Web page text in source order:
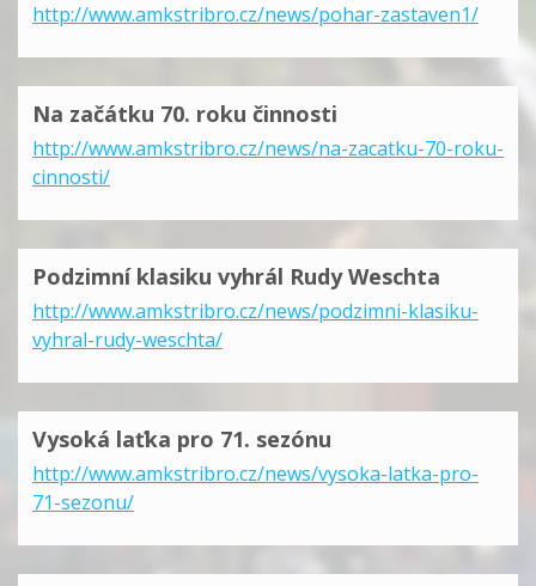
http://www.amkstribro.cz/news/pohar-zastaven1/
Na začátku 70. roku činnosti
http://www.amkstribro.cz/news/na-zacatku-70-roku-
cinnosti/
Podzimní klasiku vyhrál Rudy Weschta
http://www.amkstribro.cz/news/podzimni-klasiku-
vyhral-rudy-weschta/
Vysoká laťka pro 71. sezónu
http://www.amkstribro.cz/news/vysoka-latka-pro-
71-sezonu/